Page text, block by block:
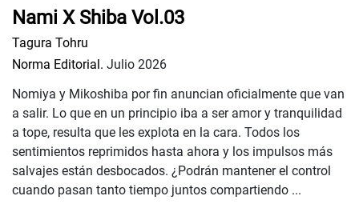
Nami X Shiba Vol.03
Tagura Tohru
Norma Editorial. Julio 2026
Nomiya y Mikoshiba por fin anuncian oficialmente que van
a salir. Lo que en un principio iba a ser amor y tranquilidad
a tope, resulta que les explota en la cara. Todos los
sentimientos reprimidos hasta ahora y los impulsos más
salvajes están desbocados. ¿Podrán mantener el control
cuando pasan tanto tiempo juntos compartiendo ...